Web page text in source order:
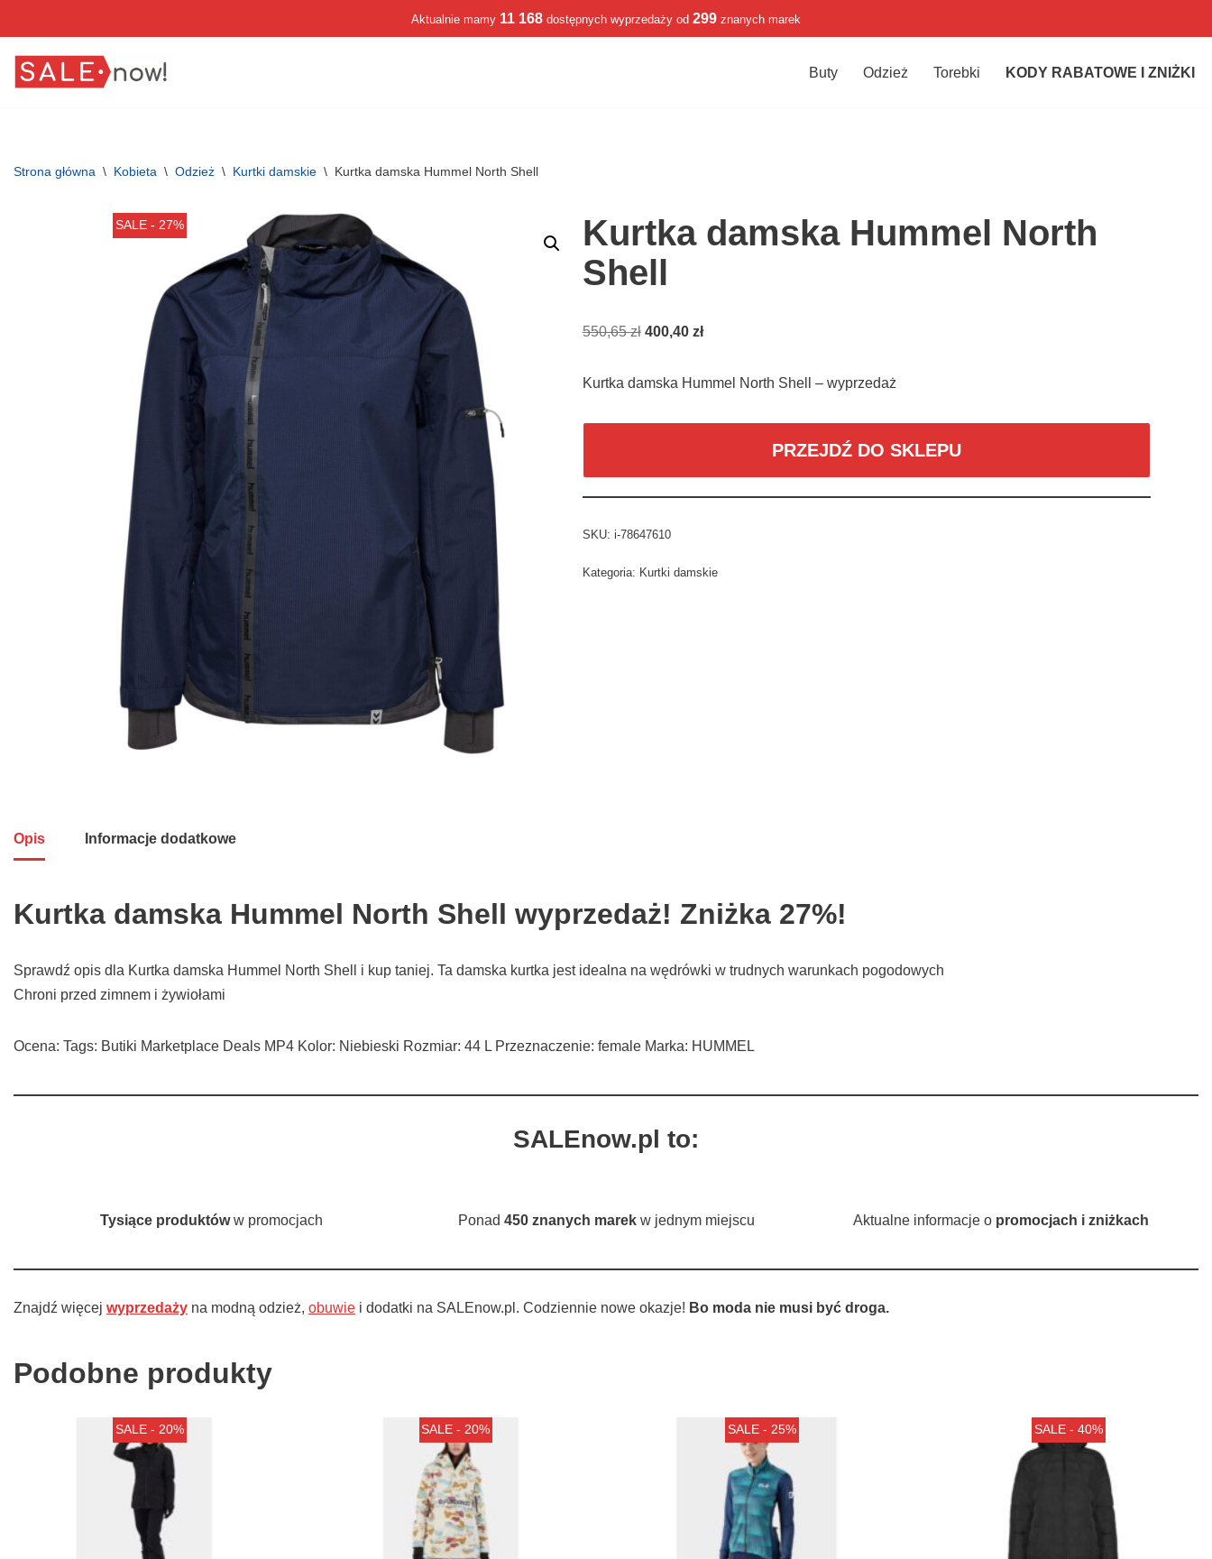
do
Aktualnie mamy 11 168 dostępnych wyprzedaży od 299 znanych marek
Buty Odzież Torebki KODY RABATOWE I ZNIŻKI
Strona główna \ Kobieta \ Odzież \ Kurtki damskie \ Kurtka damska Hummel North Shell
SALE - 27%
Kurtka damska Hummel North
Shell
550,65zł 400,40 zł
Kurtka damska Hummel North Shell – wyprzedaż
PRZEJDŹ DO SKLEPU
SKU: i-78647610
Kategoria: Kurtki damskie
Opis Informacje dodatkowe
Kurtka damska Hummel North Shell wyprzedaż! Zniżka 27%!
Sprawdź opis dla Kurtka damska Hummel North Shell i kup taniej. Ta damska kurtka jest idealna na wędrówki w trudnych warunkach pogodowych
Chroni przed zimnem i żywiołami
Ocena: Tags: Butiki Marketplace Deals MP4 Kolor: Niebieski Rozmiar: 44 L Przeznaczenie: female Marka: HUMMEL
SALEnow.pl to:
Tysiące produktóww promocjach Ponad 450 znanych marekw jednym miejscu Aktualne informacje o promocjach i zniżkach
Znajdź więcej wyprzedaży na modną odzież, obuwie i dodatki na SALEnow.pl. Codziennie nowe okazje! Bo moda nie musi być droga.
Podobne produkty
SALE - 20% SALE - 20% SALE - 25% SALE - 40%